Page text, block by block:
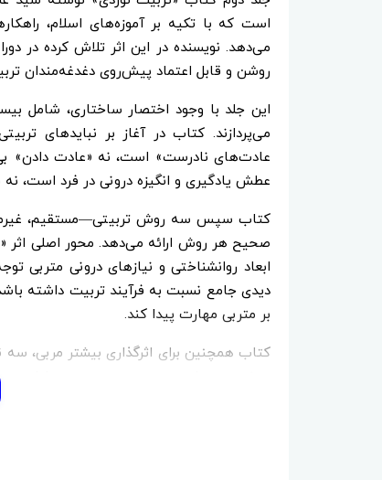
است که با تکیه بر آموزه‌های اسلام،
می‌دهد. نویسنده در این اثر تلاش کرده در
روشن و قابل اعتماد پیش‌روی دغدغه‌مندان
این جلد با وجود اختصار ساختاری، شامل
می‌پردازند. کتاب در آغاز بر نبایدهای
عادت‌های نادرست» است، نه «عادت دادن»
عطش یادگیری و انگیزه درونی در فرد است،
کتاب سپس سه روش تربیتی—مستقیم،
صحیح هر روش ارائه می‌دهد. محور اصلی
ابعاد روانشناختی و نیازهای درونی متربی
دیدی جامع نسبت به فرآیند تربیت داشته
بر متربی مهارت پیدا کند.
کتاب همچنین برای اثرگذاری بیشتر مربی،
در نیت و عمل، و صبر و سعه صدر. در ادامه،
انقلاب اسلامی و بررسی مبانی مکتب